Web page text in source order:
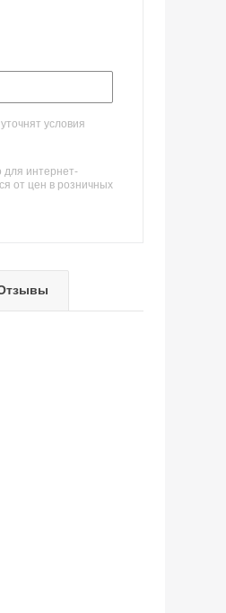
условия
для интернет-
от цен в розничных